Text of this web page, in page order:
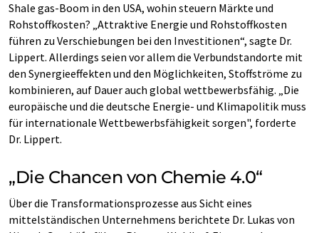
Shale gas-Boom in den USA, wohin steuern Märkte und
Rohstoffkosten? „Attraktive Energie und Rohstoffkosten
führen zu Verschiebungen bei den Investitionen“, sagte Dr.
Lippert. Allerdings seien vor allem die Verbundstandorte mit
den Synergieeffekten und den Möglichkeiten, Stoffströme zu
kombinieren, auf Dauer auch global wettbewerbsfähig. „Die
europäische und die deutsche Energie- und Klimapolitik muss
für internationale Wettbewerbsfähigkeit sorgen", forderte
Dr. Lippert.
„Die Chancen von Chemie 4.0“
Über die Transformationsprozesse aus Sicht eines
mittelständischen Unternehmens berichtete Dr. Lukas von